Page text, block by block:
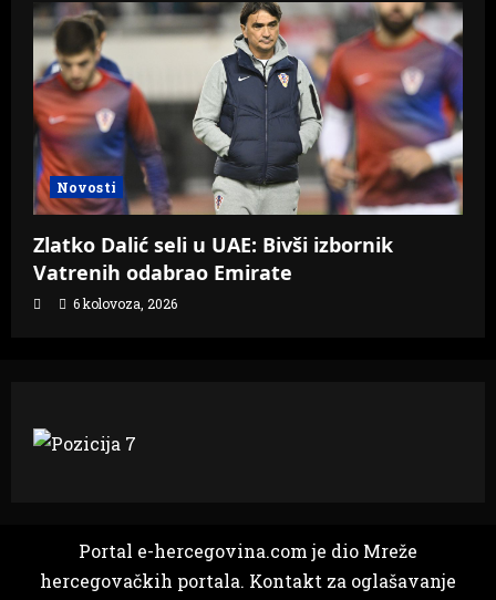
Novosti
Zlatko Dalić seli u UAE: Bivši izbornik
Vatrenih odabrao Emirate
6 kolovoza, 2026
Portal e-hercegovina.com je dio Mreže
hercegovačkih portala. Kontakt za oglašavanje